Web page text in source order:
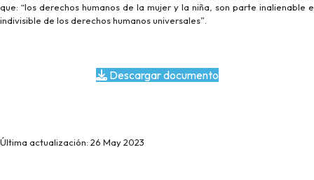
que: “los derechos humanos de la mujer y la niña, son parte inalienable e
indivisible de los derechos humanos universales”.
Descargar documento
Última actualización: 26 May 2023